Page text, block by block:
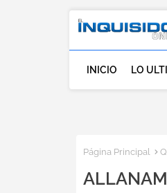
INICIO LO
Página Principal